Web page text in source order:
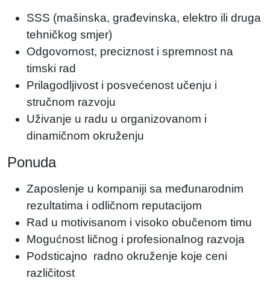
SSS (mašinska, građevinska, elektro ili druga
tehničkog smjer)
Odgovornost, preciznost i spremnost na
timski rad
Prilagodljivost i posvećenost učenju i
stručnom razvoju
Uživanje u radu u organizovanom i
dinamičnom okruženju
Ponuda
Zaposlenje u kompaniji sa međunarodnim
rezultatima i odličnom reputacijom
Rad u motivisanom i visoko obučenom timu
Mogućnost ličnog i profesionalnog razvoja
Podsticajno radno okruženje koje ceni
različitost